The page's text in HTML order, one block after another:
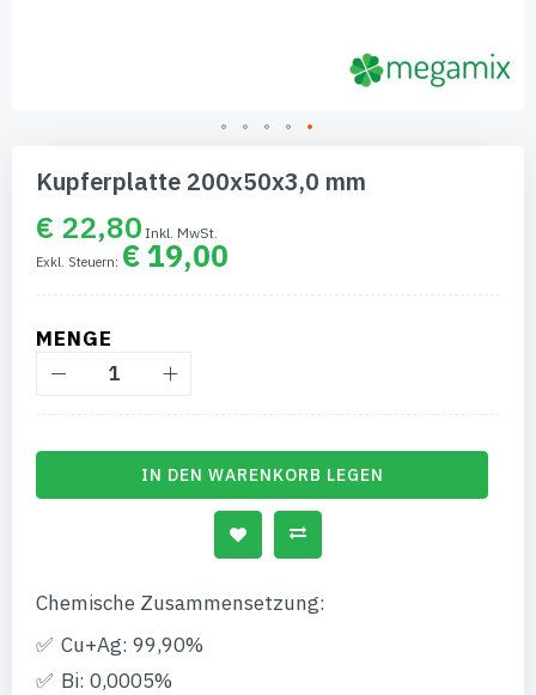
Anfang
Bildgalerie
springen
Kupferplatte 200x50x3,0 mm
€ 22,80
€ 19,00
MENGE
IN DEN WARENKORB LEGEN
Chemische Zusammensetzung:
Cu+Ag: 99,90%
Bi: 0,0005%